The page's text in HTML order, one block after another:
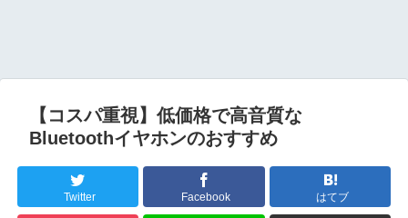
【コスパ重視】低価格で高音質な
Bluetoothイヤホンのおすすめ
Twitter Facebook はてブ